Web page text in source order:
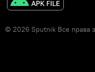
© 2026 Sputnik Все права